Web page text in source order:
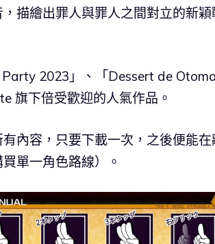
描繪出罪人與罪人之間對立的新穎
2023」、「Dessert de
旗下倍受歡迎的人氣作品。
內容，只要下載一次，之後便能在
單一角色路線）。